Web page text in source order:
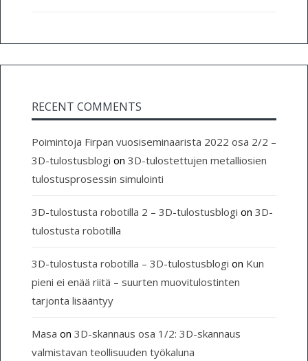
RECENT COMMENTS
Poimintoja Firpan vuosiseminaarista 2022 osa 2/2 –
3D-tulostusblogi on 3D-tulostettujen metalliosien
tulostusprosessin simulointi
3D-tulostusta robotilla 2 – 3D-tulostusblogi on 3D-
tulostusta robotilla
3D-tulostusta robotilla – 3D-tulostusblogi on Kun
pieni ei enää riitä – suurten muovitulostinten
tarjonta lisääntyy
Masa on 3D-skannaus osa 1/2: 3D-skannaus
valmistavan teollisuuden työkaluna